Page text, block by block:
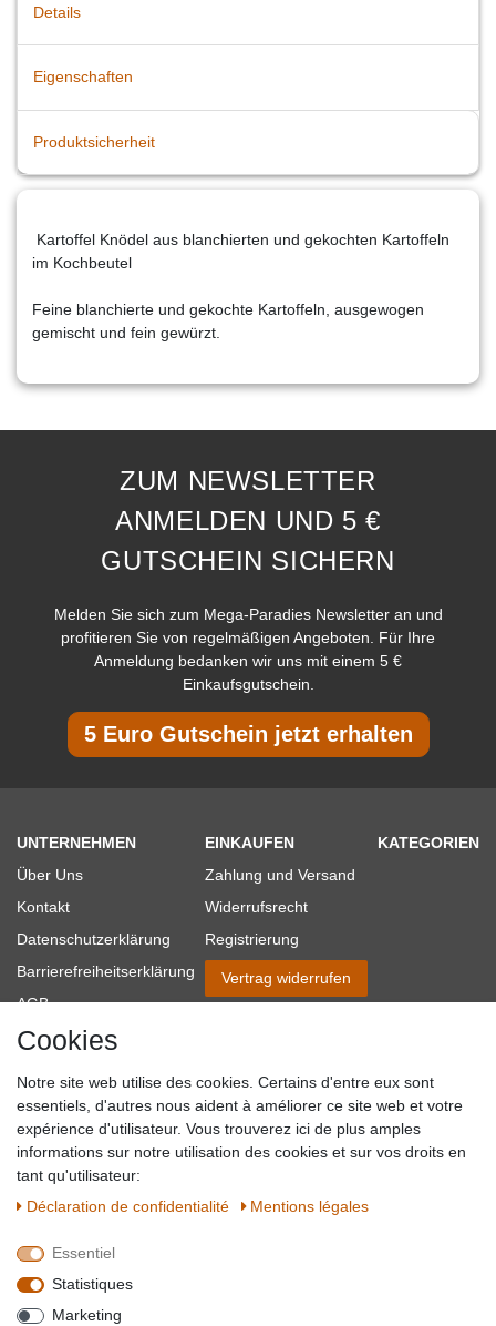
Details
Eigenschaften
Produktsicherheit
Kartoffel Knödel aus blanchierten und gekochten Kartoffeln
im Kochbeutel
Feine blanchierte und gekochte Kartoffeln, ausgewogen
gemischt und fein gewürzt.
ZUM NEWSLETTER
ANMELDEN UND 5 €
GUTSCHEIN SICHERN
Melden Sie sich zum Mega-Paradies Newsletter an und
profitieren Sie von regelmäßigen Angeboten. Für Ihre
Anmeldung bedanken wir uns mit einem 5 €
Einkaufsgutschein.
5 Euro Gutschein jetzt erhalten
UNTERNEHMEN
Über Uns
Kontakt
Datenschutzerklärung
Barrierefreiheitserklärung
AGB
Impressum
Blog
EINKAUFEN
Zahlung und Versand
Widerrufsrecht
Registrierung
Vertrag widerrufen
KATEGORIEN
SICHER EINKAUFEN
QUALITÄT
WIR AKZEPTIEREN
Cookies
Notre site web utilise des cookies. Certains d'entre eux sont
essentiels, d'autres nous aident à améliorer ce site web et votre
expérience d'utilisateur. Vous trouverez ici de plus amples
informations sur notre utilisation des cookies et sur vos droits en
tant qu'utilisateur:
Déclaration de confidentialité
Mentions légales
Essentiel
Statistiques
Marketing